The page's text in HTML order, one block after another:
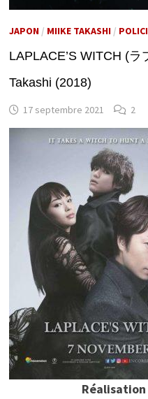
JAPON/ MIIKE TAKASHI/
LAPLACE’S WITCH (
Takashi (2018)
17 septembre 2021 2
Réalisation